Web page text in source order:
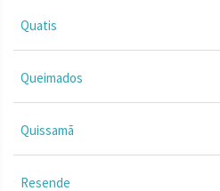
Quatis
Queimados
Quissamã
Resende